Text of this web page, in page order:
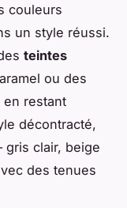
couleurs
un style réussi.
teintes
ou des
restant
décontracté,
gris clair, beige
des tenues